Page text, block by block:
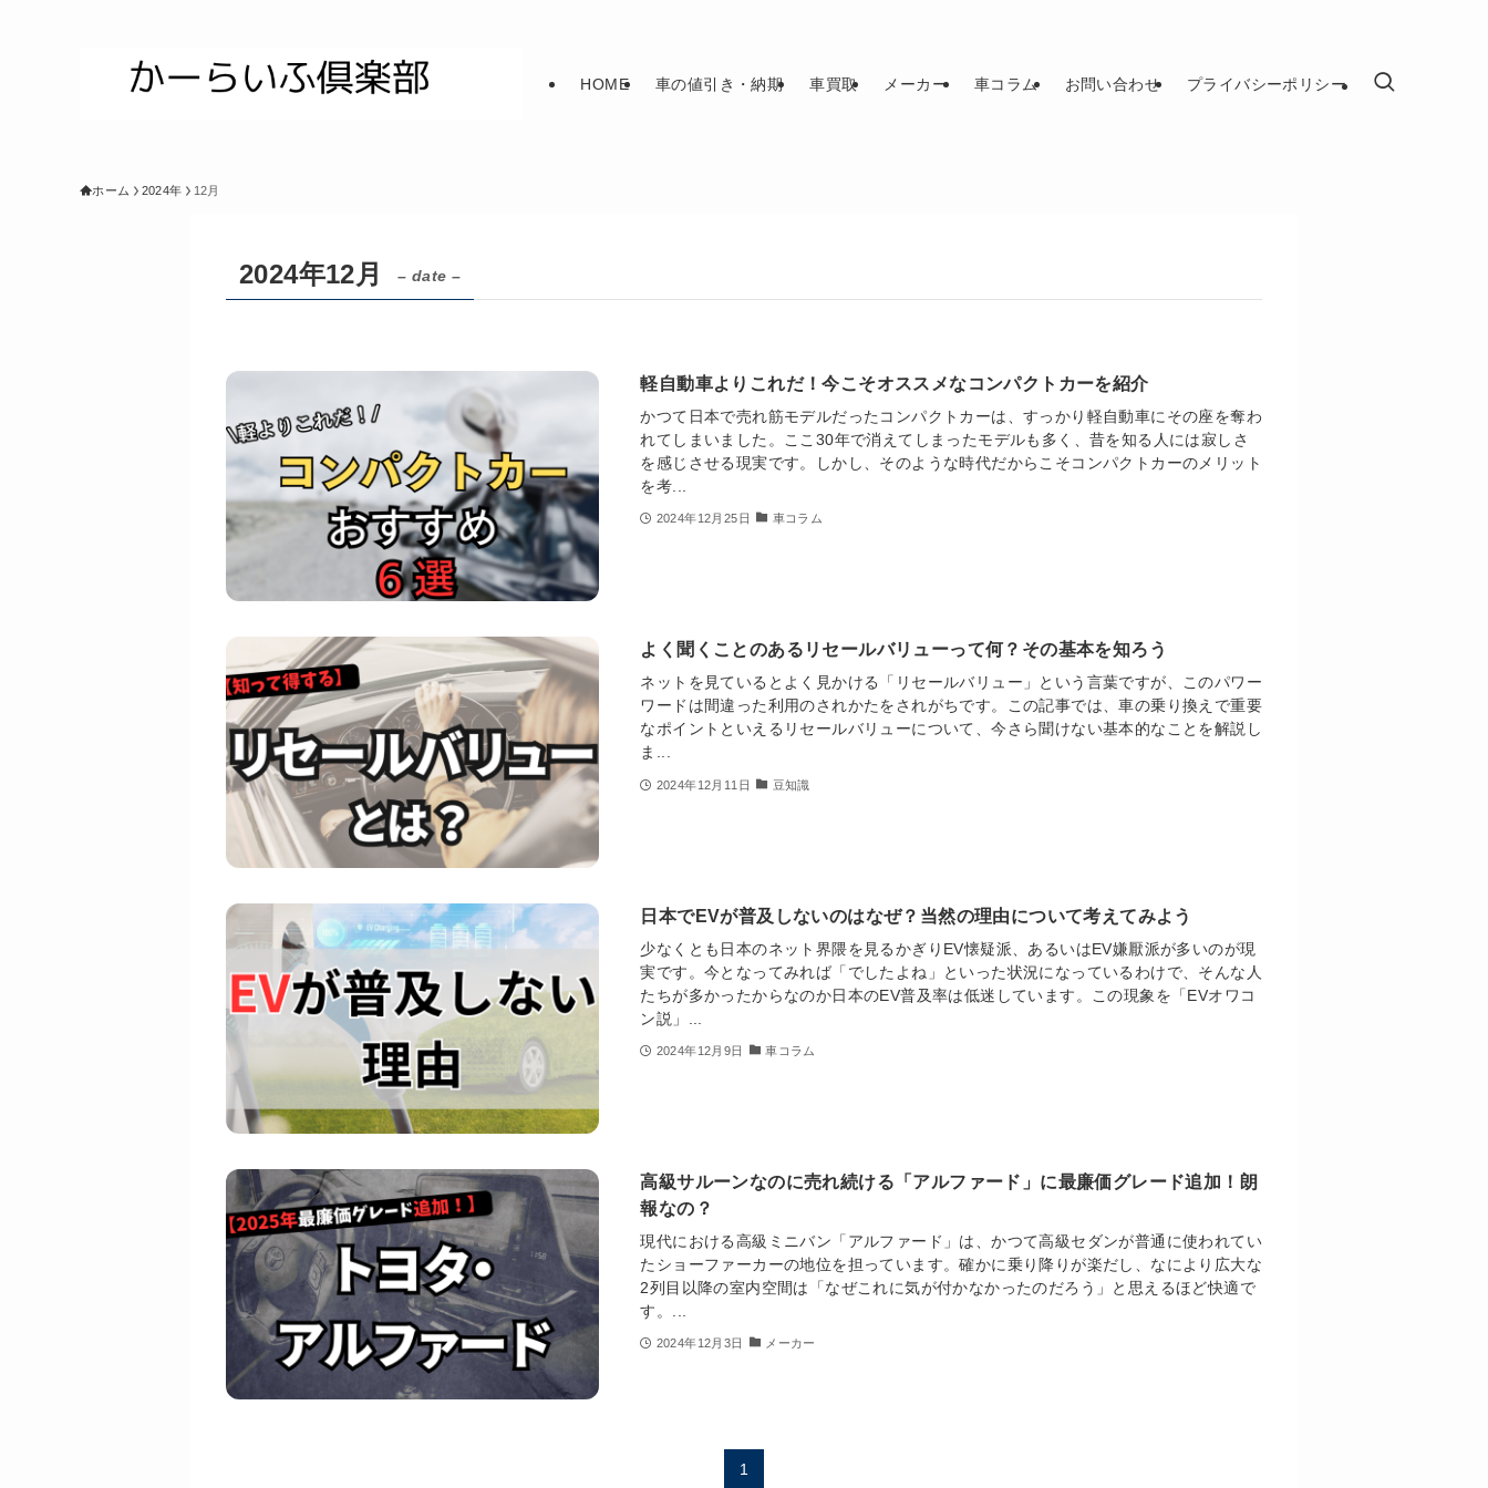
HOME 車の値引き・納期 車買取 メーカー 車コラム お問い合わせ プライバシーポリシー
ホーム 2024年 12月
2024年12月 – date –
軽自動車よりこれだ！今こそオススメなコンパクトカーを紹介
かつて日本で売れ筋モデルだったコンパクトカーは、すっかり軽自動車にその座を奪わ
れてしまいました。ここ30年で消えてしまったモデルも多く、昔を知る人には寂しさ
を感じさせる現実です。しかし、そのような時代だからこそコンパクトカーのメリット
を考...
2024年12月25日 車コラム
よく聞くことのあるリセールバリューって何？その基本を知ろう
ネットを見ているとよく見かける「リセールバリュー」という言葉ですが、このパワー
ワードは間違った利用のされかたをされがちです。この記事では、車の乗り換えで重要
なポイントといえるリセールバリューについて、今さら聞けない基本的なことを解説し
ま...
2024年12月11日 豆知識
日本でEVが普及しないのはなぜ？当然の理由について考えてみよう
少なくとも日本のネット界隈を見るかぎりEV懐疑派、あるいはEV嫌厭派が多いのが現
実です。今となってみれば「でしたよね」といった状況になっているわけで、そんな人
たちが多かったからなのか日本のEV普及率は低迷しています。この現象を「EVオワコ
ン説」...
2024年12月9日 車コラム
高級サルーンなのに売れ続ける「アルファード」に最廉価グレード追加！朗
報なの？
現代における高級ミニバン「アルファード」は、かつて高級セダンが普通に使われてい
たショーファーカーの地位を担っています。確かに乗り降りが楽だし、なにより広大な
2列目以降の室内空間は「なぜこれに気が付かなかったのだろう」と思えるほど快適で
す。...
2024年12月3日 メーカー
1